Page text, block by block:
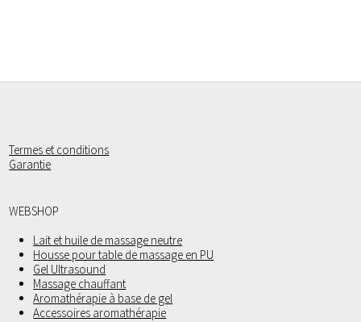
Termes et conditions
Garantie
WEBSHOP
Lait et huile de massage neutre
Housse pour table de massage en PU
Gel Ultrasound
Massage chauffant
Aromathérapie à base de gel
Accessoires aromathérapie